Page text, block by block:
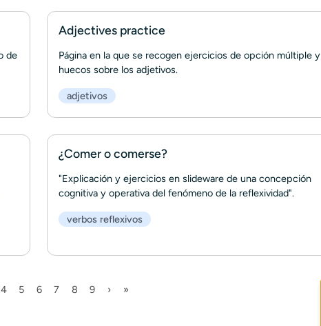
de
Adjectives practice
Página en la que se recogen ejercicios de opción múltiple y
huecos sobre los adjetivos.
adjetivos
¿Comer o comerse?
"Explicación y ejercicios en slideware de una concepción
cognitiva y operativa del fenómeno de la reflexividad".
verbos reflexivos
Paginación
Página
4 Página
5 Página
6 Página
7 Página
8 Página
9 Siguiente página
› Última página
»